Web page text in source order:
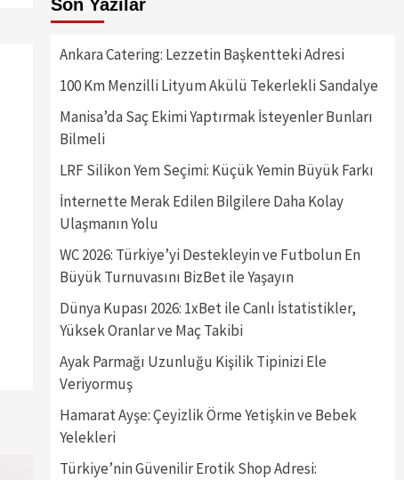
Son Yazılar
Ankara Catering: Lezzetin Başkentteki Adresi
100 Km Menzilli Lityum Akülü Tekerlekli Sandalye
Manisa’da Saç Ekimi Yaptırmak İsteyenler Bunları
Bilmeli
LRF Silikon Yem Seçimi: Küçük Yemin Büyük Farkı
İnternette Merak Edilen Bilgilere Daha Kolay
Ulaşmanın Yolu
WC 2026: Türkiye’yi Destekleyin ve Futbolun En
Büyük Turnuvasını BizBet ile Yaşayın
Dünya Kupası 2026: 1xBet ile Canlı İstatistikler,
Yüksek Oranlar ve Maç Takibi
Ayak Parmağı Uzunluğu Kişilik Tipinizi Ele
Veriyormuş
Hamarat Ayşe: Çeyizlik Örme Yetişkin ve Bebek
Yelekleri
Türkiye’nin Güvenilir Erotik Shop Adresi: